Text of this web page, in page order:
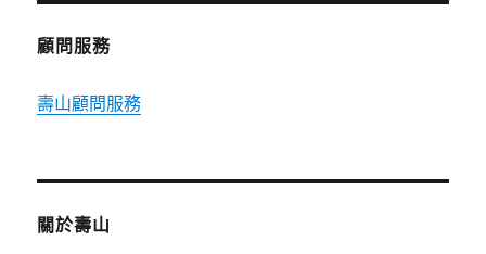
顧問服務
壽山顧問服務
關於壽山